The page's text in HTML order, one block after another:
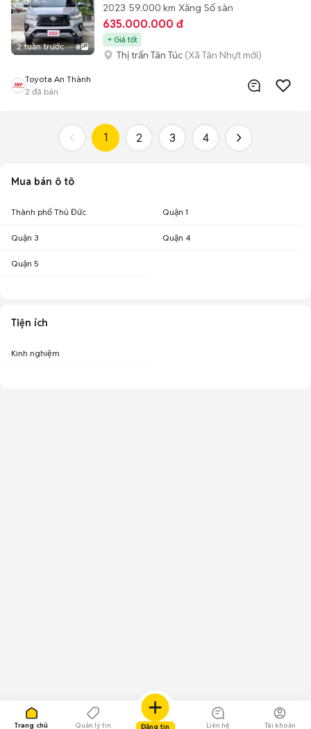
Trang chủ Quản lý tin Đăng tin Liên hệ Tài khoản
2 tuần trước 8
2023 59.000 km Xăng Số sàn
635.000.000 đ
Giá tốt
Thị trấn Tân Túc (Xã Tân Nhựt mới)
Toyota An Thành
2 đã bán
1 2 3 4
Mua bán ô tô
Thành phố Thủ Đức Quận 1
Quận 3 Quận 4
Quận 5
Tiện ích
Kinh nghiệm